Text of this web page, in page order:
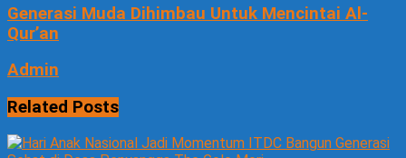
Generasi Muda Dihimbau Untuk Mencintai Al-
Qur’an
Admin
Related Posts